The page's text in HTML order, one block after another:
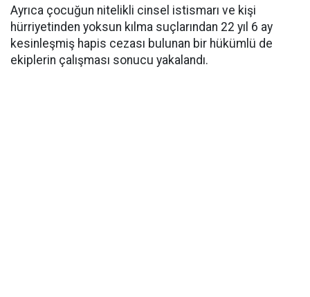
Ayrıca çocuğun nitelikli cinsel istismarı ve kişi
hürriyetinden yoksun kılma suçlarından 22 yıl 6 ay
kesinleşmiş hapis cezası bulunan bir hükümlü de
ekiplerin çalışması sonucu yakalandı.